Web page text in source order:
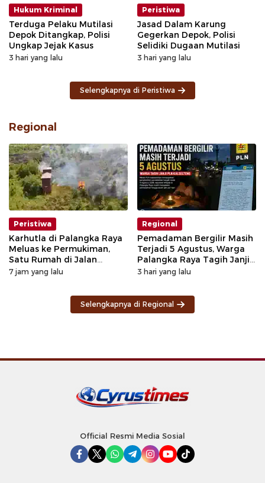
Hukum Kriminal
Terduga Pelaku Mutilasi
Depok Ditangkap, Polisi
Ungkap Jejak Kasus
3 hari yang lalu
Peristiwa
Jasad Dalam Karung
Gegerkan Depok, Polisi
Selidiki Dugaan Mutilasi
3 hari yang lalu
Selengkapnya di Peristiwa
Regional
Peristiwa
Karhutla di Palangka Raya
Meluas ke Permukiman,
Satu Rumah di Jalan
Kalibata Hangus Terbakar
7 jam yang lalu
Regional
Pemadaman Bergilir Masih
Terjadi 5 Agustus, Warga
Palangka Raya Tagih Janji
GM PLN Kaltengsel
3 hari yang lalu
Selengkapnya di Regional
Official Resmi Media Sosial